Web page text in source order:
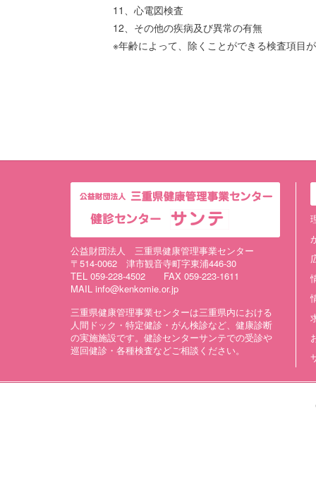
11、心電図検査
12、その他の疾病及び異常の有無
※年齢によって、除くことができる検査項目
公益財団法人 三重県健康管理事業センター
〒514-0062 津市観音寺町字東浦446-30
TEL 059-228-4502 FAX 059-223-1611
MAIL info@kenkomie.or.jp
三重県健康管理事業センターは三重県内における
人間ドック・特定健診・がん検診など、健康診断
の実施施設です。健診センターサンテでの受診や
巡回健診・各種検査などご相談ください。